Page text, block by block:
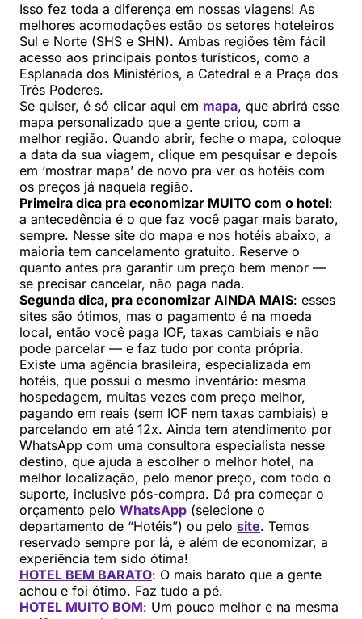
Isso fez toda a diferença em nossas viagens! As
melhores acomodações estão os setores hoteleiros
Sul e Norte (SHS e SHN). Ambas regiões têm fácil
acesso aos principais pontos turísticos, como a
Esplanada dos Ministérios, a Catedral e a Praça dos
Três Poderes.
Se quiser, é só clicar aqui em mapa, que abrirá esse
mapa personalizado que a gente criou, com a
melhor região. Quando abrir, feche o mapa, coloque
a data da sua viagem, clique em pesquisar e depois
em ‘mostrar mapa’ de novo pra ver os hotéis com
os preços já naquela região.
Primeira dica pra economizar MUITO com o hotel:
a antecedência é o que faz você pagar mais barato,
sempre. Nesse site do mapa e nos hotéis abaixo, a
maioria tem cancelamento gratuito. Reserve o
quanto antes pra garantir um preço bem menor —
se precisar cancelar, não paga nada.
Segunda dica, pra economizar AINDA MAIS: esses
sites são ótimos, mas o pagamento é na moeda
local, então você paga IOF, taxas cambiais e não
pode parcelar — e faz tudo por conta própria.
Existe uma agência brasileira, especializada em
hotéis, que possui o mesmo inventário: mesma
hospedagem, muitas vezes com preço melhor,
pagando em reais (sem IOF nem taxas cambiais) e
parcelando em até 12x. Ainda tem atendimento por
WhatsApp com uma consultora especialista nesse
destino, que ajuda a escolher o melhor hotel, na
melhor localização, pelo menor preço, com todo o
suporte, inclusive pós-compra. Dá pra começar o
orçamento pelo WhatsApp (selecione o
departamento de “Hotéis”) ou pelo site. Temos
reservado sempre por lá, e além de economizar, a
experiência tem sido ótima!
HOTEL BEM BARATO: O mais barato que a gente
achou e foi ótimo. Faz tudo a pé.
HOTEL MUITO BOM: Um pouco melhor e na mesma